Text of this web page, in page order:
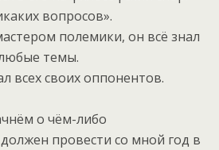
вопросов».
полемики, он всё знал
темы.
всех своих оппонентов.
о чём-либо
провести со мной год в